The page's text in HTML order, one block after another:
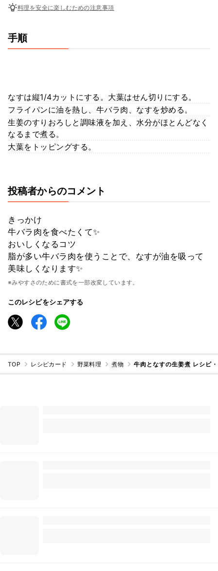
料理を安全に楽しむための注意事項
手順
なすは縦1/4カットにする。大葉はせん切りにする。
フライパンに油を熱し、牛バラ肉、なすを炒める。
生姜のすりおろしと調味液を加え、水分がほとんどなく
なるまで煮る。
大葉をトッピングする。
投稿者からのコメント
きっかけ
牛バラ肉を食べたくて✨
おいしくなるコツ
脂が多い牛バラ肉を使うことで、なすが油を吸って
美味しくなります✨
※みやすさのために書式を一部改変しています。
このレシピをシェアする
TOP レシピカード 野菜料理 煮物 牛肉となすの生姜煮 レシピ